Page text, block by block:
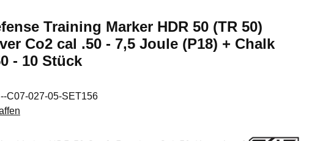
Training Marker HDR 50 (TR 50)
Co2 cal .50 - 7,5 Joule (P18) + Chalk
- 10 Stück
C07-027-05-SET156